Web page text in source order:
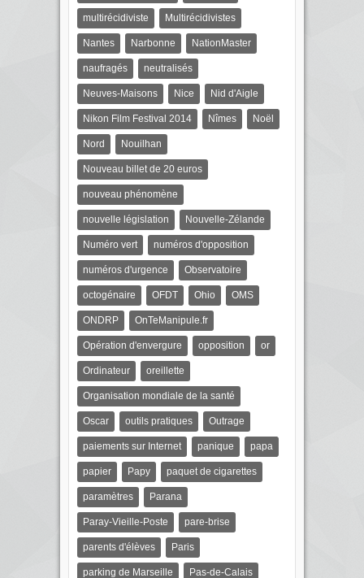
multirécidiviste Multirécidivistes
Nantes Narbonne NationMaster
naufragés neutralisés
Neuves-Maisons Nice Nid d'Aigle
Nikon Film Festival 2014 Nîmes Noël
Nord Nouilhan
Nouveau billet de 20 euros
nouveau phénomène
nouvelle législation Nouvelle-Zélande
Numéro vert numéros d'opposition
numéros d'urgence Observatoire
octogénaire OFDT Ohio OMS
ONDRP OnTeManipule.fr
Opération d'envergure opposition or
Ordinateur oreillette
Organisation mondiale de la santé
Oscar outils pratiques Outrage
paiements sur Internet panique papa
papier Papy paquet de cigarettes
paramètres Parana
Paray-Vieille-Poste pare-brise
parents d'élèves Paris
parking de Marseille Pas-de-Calais